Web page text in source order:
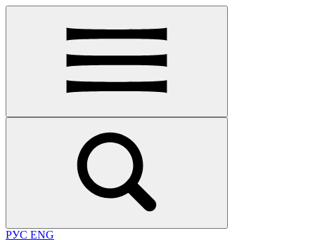
РУС ENG